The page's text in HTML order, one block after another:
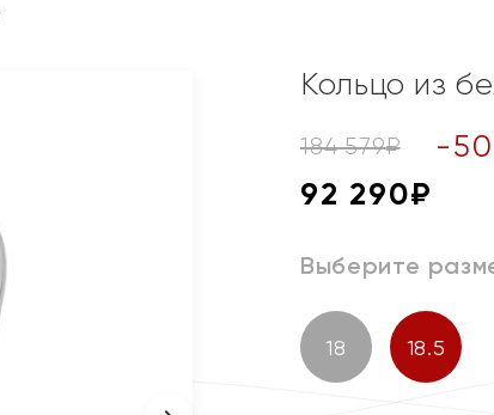
Кольцо из
184 579₽ -50
92 290₽
Выберите
18 18.5